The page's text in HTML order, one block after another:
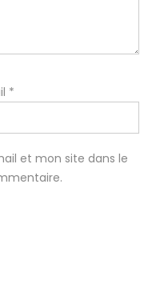
*
et mon site dans le